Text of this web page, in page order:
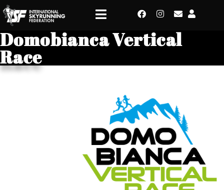
Domobianca Vertical
Race